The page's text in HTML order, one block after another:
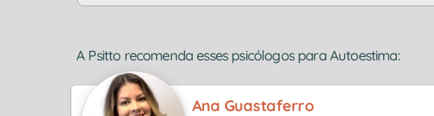
A Psitto recomenda esses psicólogos para Autoestima:
Ana Guastaferro